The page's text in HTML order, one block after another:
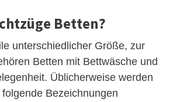
Betten?
unterschiedlicher Größe, zur
Betten mit Bettwäsche und
Üblicherweise werden
Bezeichnungen